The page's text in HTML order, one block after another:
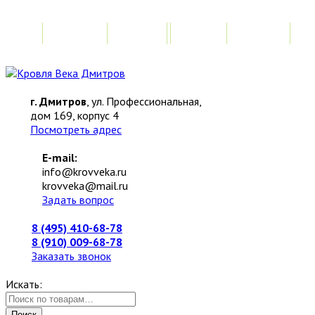
г. Дмитров, ул. Профессиональная,
дом 169, корпус 4
Посмотреть адрес
E-mail:
info@krovveka.ru
krovveka@mail.ru
Задать вопрос
8 (495) 410-68-78
8 (910) 009-68-78
Заказать звонок
Искать: